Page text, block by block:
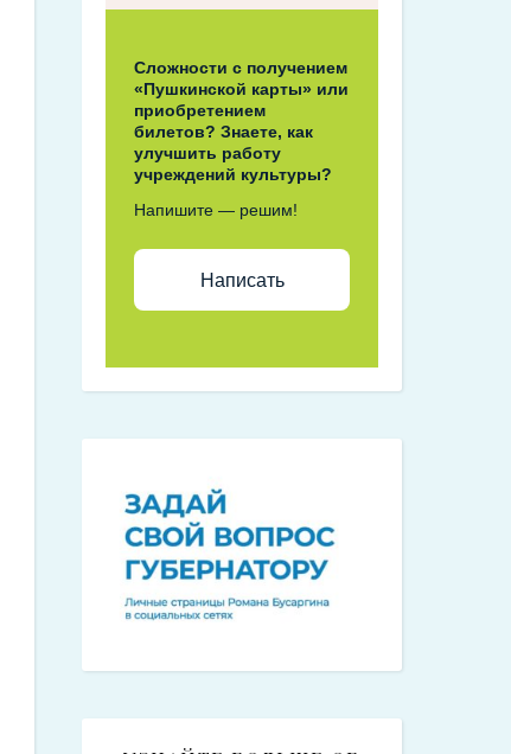
Сложности с получением
«Пушкинской карты» или
приобретением
билетов? Знаете, как
улучшить работу
учреждений культуры?
Напишите — решим!
Написать